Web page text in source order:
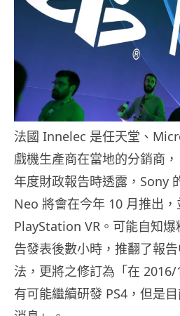
法國 Innelec 是任天堂、
戲機生產商在當地的分銷商
年度財政報告時透露，Sony
Neo 將會在今年 10 月推出
PlayStation VR。可能自知
告發表後數小時，推翻了報
法，更將之修訂為「在
有可能繼續研發 PS4，但是